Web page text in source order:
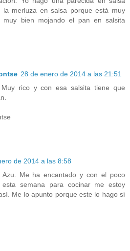
la merluza en salsa porque está muy
bien mojando el pan en salsita
28 de enero de 2014 a las 21:51
Muy rico y con esa salsita tiene que
de 2014 a las 8:58
Me ha encantado y con el poco
semana para cocinar me estoy
Me lo apunto porque este lo hago sí